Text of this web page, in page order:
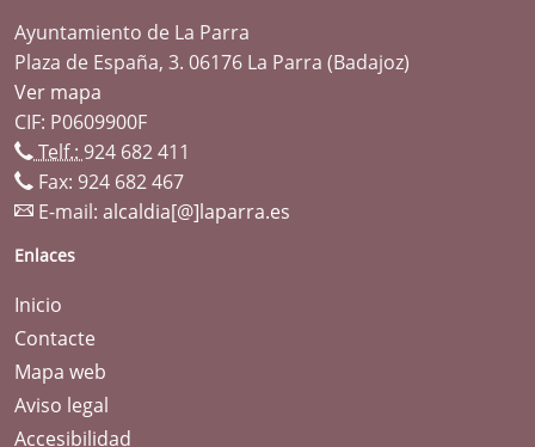
Ayuntamiento de La Parra
Plaza de España, 3. 06176 La Parra (Badajoz)
Ver mapa
CIF: P0609900F
Telf.: 924 682 411
Fax: 924 682 467
E-mail: alcaldia[@]laparra.es
Enlaces
Inicio
Contacte
Mapa web
Aviso legal
Accesibilidad